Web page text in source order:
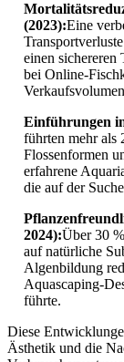
(2023):Eine
einen sichereren
bei Online-
Einführungen
führten mehr als
Flossenformen
erfahrene
die auf der
2024):Über 30
auf natürliche
Algenbildung
Aquascaping-
führte.
Diese
Ästhetik und die